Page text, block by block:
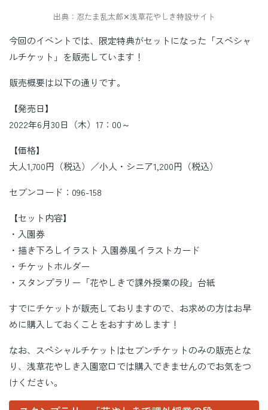
出典：忍たま乱太郎✕浅草花やしき特設サイト
今回のイベントでは、限定特典がセットになった「スペシャ
ルチケット」を販売しています！
販売概要は以下の通りです。
【発売日】
2022年6月30日（木）17：00～
【価格】
大人1,700円（税込）／小人・シニア1,200円（税込）
セブンコード：096-158
【セット内容】
・入園券
・描き下ろしイラスト 入園券風イラストカード
・チケットホルダー
・スタンプラリー「花やしきで課外授業の段」台紙
すでにチケットが販売しておりますので、お求めの方はお早
めに購入しておくことをおすすめします！
なお、スペシャルチケットはセブンチケットのみの販売とな
り、浅草花やしき入園窓口では購入できませんのでお気をつ
けください。